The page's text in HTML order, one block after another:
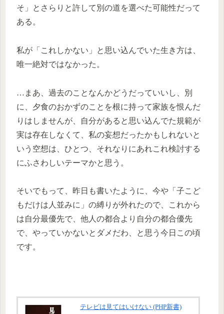
そ」とさらりと許して別の道を選べた可能性だって
ある。
私が「これしかない」と思い込んでいた生き方は、
唯一絶対ではなかった。
…まあ、過去のことなんかどうだっていいし、別
に、夕食のおかずのことを根に持って家族を恨んだ
りはしませんが、自分があると思い込んでた規範が
実は存在しなくて、私の妄想だったかもしれないと
いう空想は、ひとつ、それなりにあれこれ検討する
にふさわしいテーマかと思う。
そいでもって、昨日も書いたように、今や「子こど
もだけは人並みに」の縛りが外れたので、これから
は自分最優先で、他人の都合より自分の都合優先
で、やっていかないとダメだわ、と思う今日この頃
です。
テレビは見てはいけない (PHP新書)